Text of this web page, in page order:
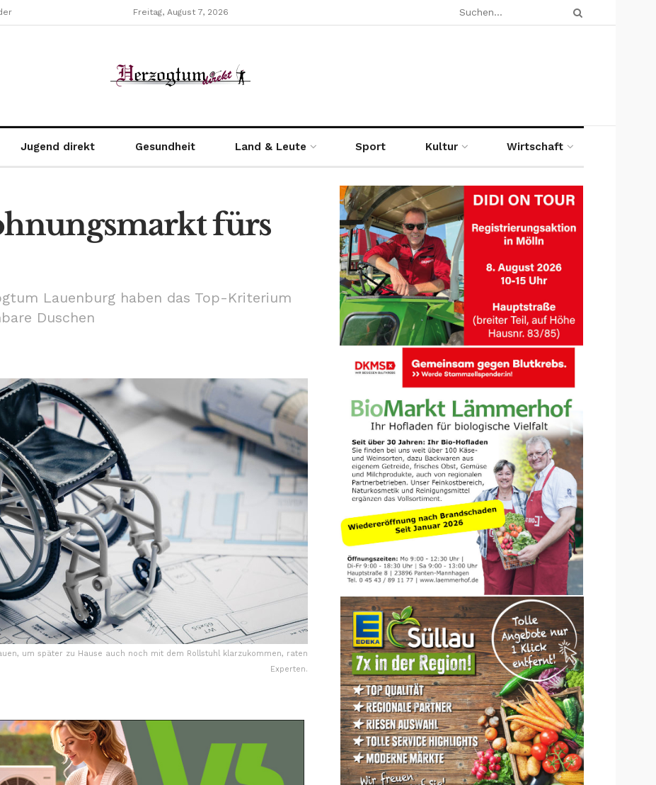
Freitag, August 7, 2026
Jugend direkt Gesundheit Land & Leute Sport Kultur Wirtschaft
fürs
Lauenburg haben das Top-Kriterium
Duschen
um später zu Hause auch noch mit dem Rollstuhl klarzukommen, raten
Experten.